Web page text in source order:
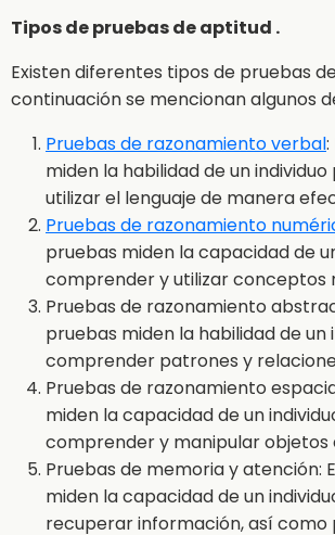
Tipos de pruebas de aptitud .
Existen diferentes tipos de pruebas
continuación se mencionan algunos
Pruebas de razonamiento verbal
miden la habilidad de un
utilizar el lenguaje de manera
Pruebas de razonamiento
pruebas miden la capacidad de
comprender y utilizar conceptos
Pruebas de razonamiento
pruebas miden la habilidad de un
comprender patrones y
Pruebas de razonamiento
miden la capacidad de un
comprender y manipular objetos
Pruebas de memoria y atención:
miden la capacidad de un
recuperar información, así